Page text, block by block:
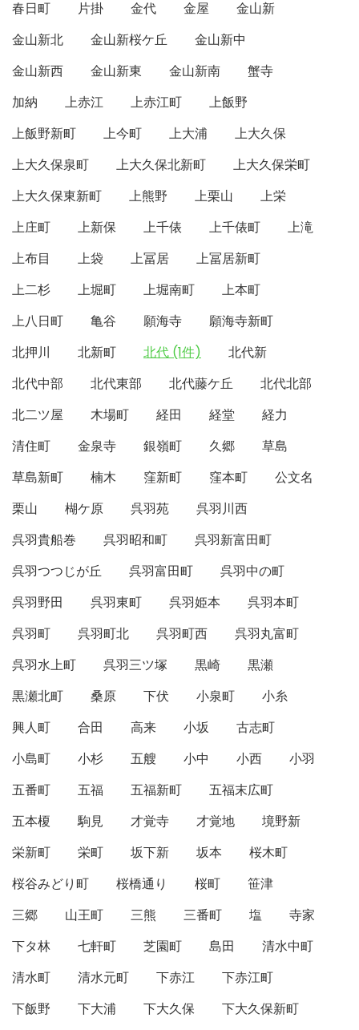
春日町 片掛 金代 金屋
金山新
金山新北
金山新桜ケ丘
金山新中
金山新西
金山新東 金山新南
蟹寺
加納
上赤江 上赤江町
上飯野
上飯野新町
上今町 上大浦
上大久保
上大久保泉町
上大久保北新町
上大久保栄町
上大久保東新町
上熊野 上栗山
上栄
上庄町
上新保 上千俵 上千俵町
上滝
上布目
上袋 上冨居
上冨居新町
上二杉
上堀町 上堀南町
上本町
上八日町
亀谷 願海寺
願海寺新町
北押川
北新町 北代 (1件)
北代新
北代中部
北代東部 北代藤ケ丘
北代北部
北二ツ屋
木場町 経田 経堂
経力
清住町
金泉寺 銀嶺町 久郷
草島
草島新町
楠木 窪新町 窪本町
公文名
栗山
楜ケ原 呉羽苑
呉羽川西
呉羽貴船巻
呉羽昭和町
呉羽新富田町
呉羽つつじが丘
呉羽富田町
呉羽中の町
呉羽野田
呉羽東町 呉羽姫本
呉羽本町
呉羽町
呉羽町北 呉羽町西
呉羽丸富町
呉羽水上町
呉羽三ツ塚 黒崎
黒瀬
黒瀬北町
桑原 下伏 小泉町
小糸
興人町
合田 高来 小坂
古志町
小島町
小杉 五艘 小中 小西
小羽
五番町
五福 五福新町
五福末広町
五本榎
駒見 才覚寺 才覚地
境野新
栄新町
栄町 坂下新 坂本
桜木町
桜谷みどり町
桜橋通り 桜町
笹津
三郷
山王町 三熊 三番町 塩
寺家
下タ林
七軒町 芝園町 島田
清水中町
清水町
清水元町 下赤江
下赤江町
下飯野
下大浦 下大久保
下大久保新町